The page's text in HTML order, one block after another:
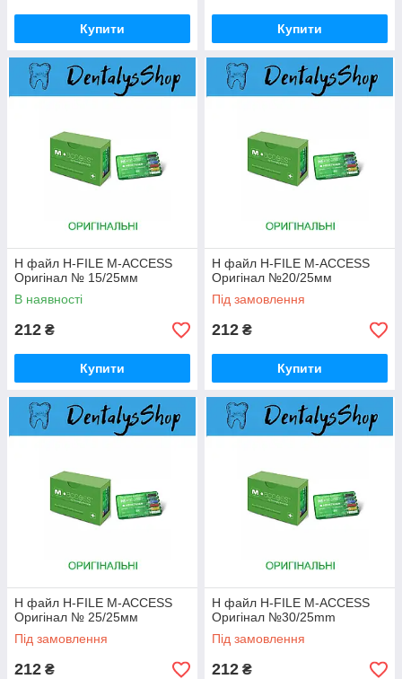
Купити Купити
H файл H-FILE M-ACCESS
Оригінал № 15/25мм
В наявності
212 ₴
Купити
H файл H-FILE M-ACCESS
Оригінал №20/25мм
Під замовлення
212 ₴
Купити
H файл H-FILE M-ACCESS
Оригінал № 25/25мм
Під замовлення
212 ₴
H файл H-FILE M-ACCESS
Оригінал №30/25mm
Під замовлення
212 ₴